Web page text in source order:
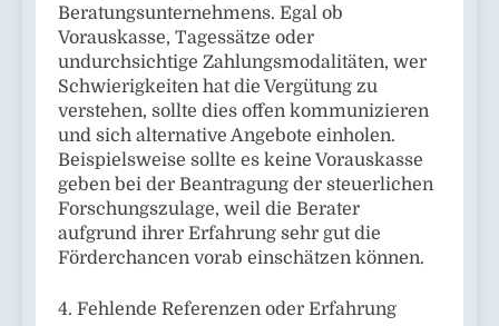
Beratungsunternehmens. Egal ob
Vorauskasse, Tagessätze oder
undurchsichtige Zahlungsmodalitäten, wer
Schwierigkeiten hat die Vergütung zu
verstehen, sollte dies offen kommunizieren
und sich alternative Angebote einholen.
Beispielsweise sollte es keine Vorauskasse
geben bei der Beantragung der steuerlichen
Forschungszulage, weil die Berater
aufgrund ihrer Erfahrung sehr gut die
Förderchancen vorab einschätzen können.
4. Fehlende Referenzen oder Erfahrung